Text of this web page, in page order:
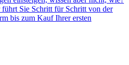
Sie Schritt für Schritt von der
bis zum Kauf Ihrer ersten